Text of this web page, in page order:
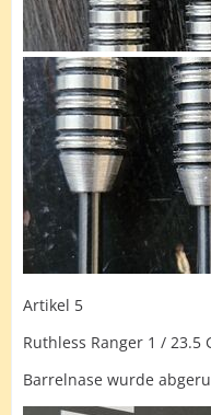
Artikel 5
Ruthless Ranger 1 / 23.5
Barrelnase wurde